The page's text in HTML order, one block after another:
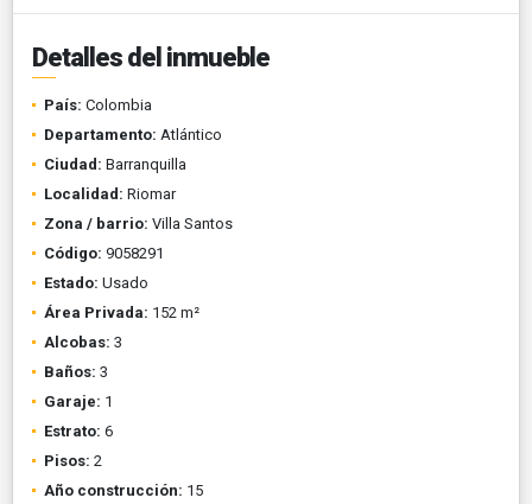
Detalles del inmueble
País: Colombia
Departamento: Atlántico
Ciudad: Barranquilla
Localidad: Riomar
Zona / barrio: Villa Santos
Código: 9058291
Estado: Usado
Área Privada: 152 m²
Alcobas: 3
Baños: 3
Garaje: 1
Estrato: 6
Pisos: 2
Año construcción: 15